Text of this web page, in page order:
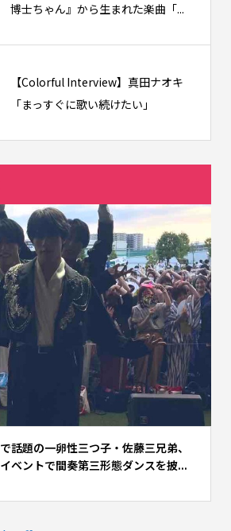
博士ちゃん』から生まれた楽曲「...
【Colorful Interview】真田ナオキ
「まっすぐに歌い続けたい」
話題の一卵性三つ子・佐藤三兄弟、
ベントで間奏第三形態ダンスを披...